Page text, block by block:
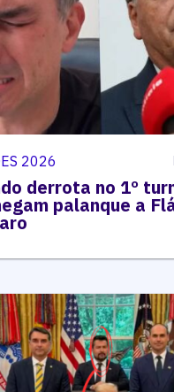
2026
derrota no 1º
palanque a